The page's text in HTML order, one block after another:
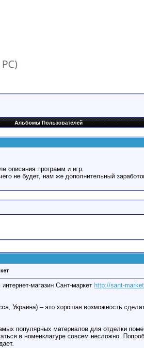
Альбомы Пользователей
описания программ и игр.
не будет, нам же дополнительный
магазин Сант-маркет http://sant-
Украина) – это хорошая возможность
популярных материалов для отделки
в номенклатуре совсем несложно.